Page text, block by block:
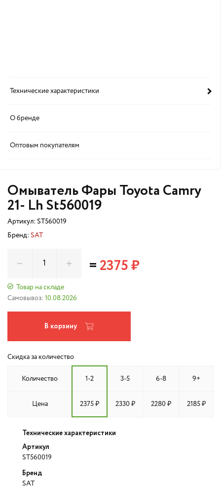
Технические характеристики
О бренде
Оптовым покупателям
Омыватель Фары Toyota Camry
21- Lh St560019
Артикул: ST560019
Бренд: SAT
Товар на складе
Самовывоз: 10.08.2026
=2375 ₽
В корзину
Скидка за количество
Количество 1-2 3-5 6-8 9+
Цена 2375 ₽ 2330 ₽ 2280 ₽ 2185 ₽
Технические характеристики
Артикул
ST560019
Бренд
SAT